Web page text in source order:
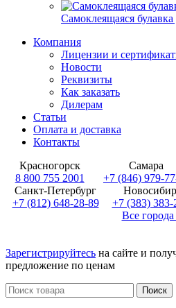
Самоклеящаяся
Компания
Лицензии и
Новости
Реквизиты
Как заказать
Дилерам
Статьи
Оплата и доставка
Контакты
Красногорск
8 800 755 2001
Самара
+7 (846) 979-
Санкт-Петербург
+7 (812) 648-28-89
+7 (383) 383-
Все города
Зарегистрируйтесь на сайте и
предложение по ценам
Поиск